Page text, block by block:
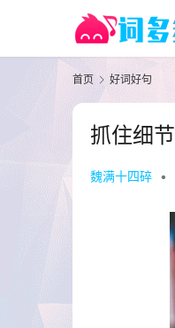
首页 好词好句
抓住细
魏满十四碎 •